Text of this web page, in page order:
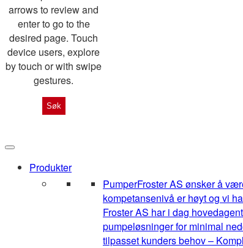
arrows to review and
enter to go to the
desired page. Touch
device users, explore
by touch or with swipe
gestures.
Produkter
PumperFroster AS ønsker å
kompetansenivå er høyt og vi
Froster AS har i dag
pumpeløsninger for minimal
tilpasset kunders behov –